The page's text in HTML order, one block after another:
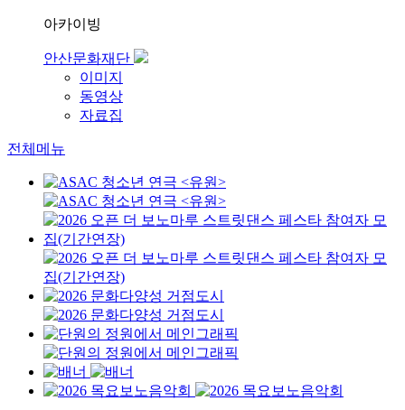
아카이빙
안산문화재단
이미지
동영상
자료집
전체메뉴